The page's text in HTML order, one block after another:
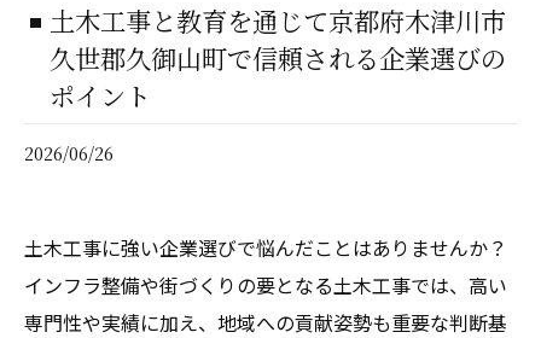
土木工事と教育を通じて京都府木津川市
久世郡久御山町で信頼される企業選びの
ポイント
2026/06/26
土木工事に強い企業選びで悩んだことはありませんか？
インフラ整備や街づくりの要となる土木工事では、高い
専門性や実績に加え、地域への貢献姿勢も重要な判断基